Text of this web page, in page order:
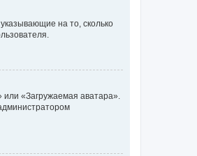
на то, сколько
«Загружаемая аватара».